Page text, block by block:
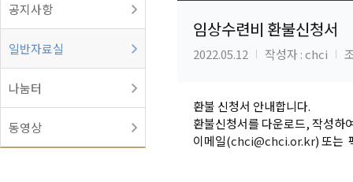
공지사항
일반자료실
나눔터
동영상
임상수련비 환불신청서
2022.05.12 작성자 : chci
환불 신청서 안내합니다.
환불신청서를 다운로드, 작성하
이메일(chci@chci.or.kr) 또는